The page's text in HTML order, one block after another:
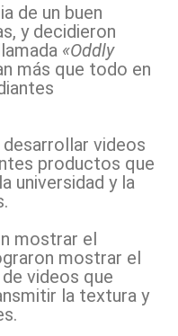
de un buen
y decidieron
«Oddly
más que todo en
videos
productos que
universidad y la
mostrar el
mostrar el
videos que
la textura y